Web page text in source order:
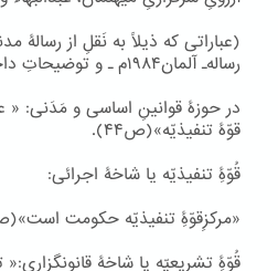
(عباراتی که ذیلاً به نَقلِ از رسالۀ
رساله۔ آلمان۱۹۸۴م ۔ و توضیحاتِ داخلِ کروشه [ ] از نویسندۀِ مقاله است).
در حوزۀ قوانینِ اساسی و مَدَنی: «
قوّۀ تنفیذیّه»(ص۴۴).
قُوّۀِ تنفیذیّه یا شاخۀ اجرائی:
«مرکزِقوّۀِ تنفیذیّه حکومت
قُوّۀِ تشریعیّه یا شاخۀ